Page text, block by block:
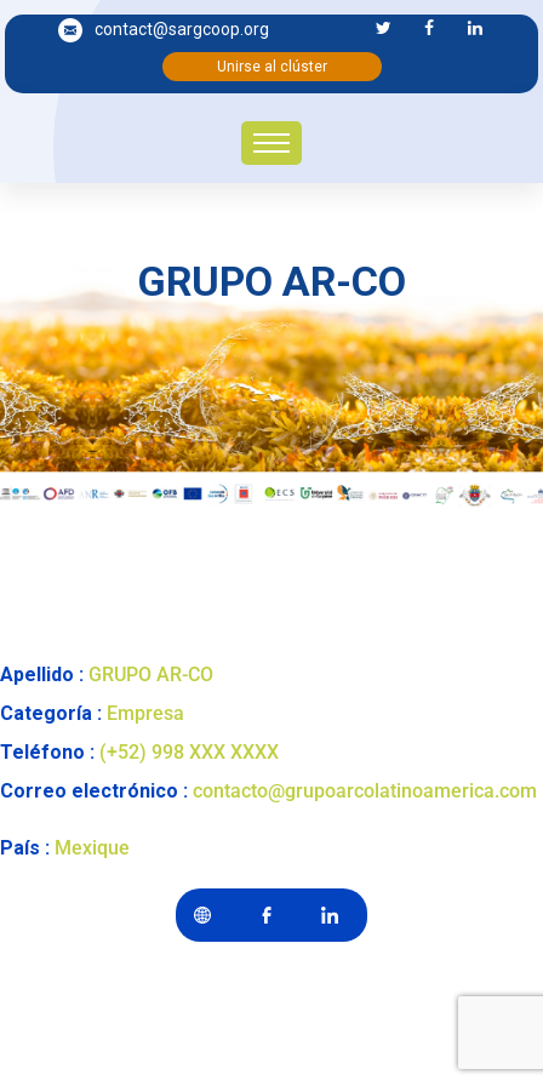
contact@sargcoop.org
Unirse al clúster
GRUPO AR-CO
Apellido : GRUPO AR-CO
Categoría : Empresa
Teléfono : (+52) 998 XXX XXXX
Correo electrónico : contacto@grupoarcolatinoamerica.com
País : Mexique